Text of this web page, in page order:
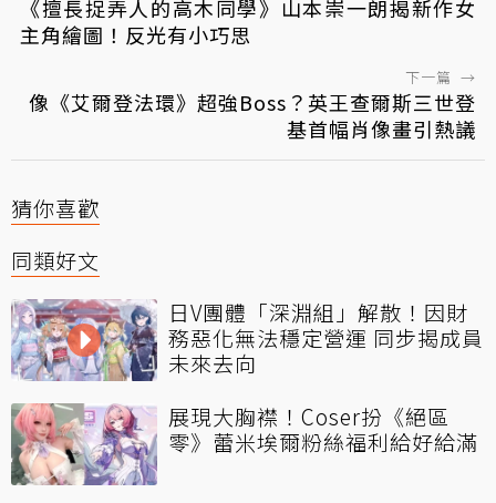
《擅長捉弄人的高木同學》山本崇一朗揭新作女
主角繪圖！反光有小巧思
下一篇 →
像《艾爾登法環》超強Boss？英王查爾斯三世登
基首幅肖像畫引熱議
猜你喜歡
同類好文
日V團體「深淵組」解散！因財
務惡化無法穩定營運 同步揭成員
未來去向
展現大胸襟！Coser扮《絕區
零》蕾米埃爾粉絲福利給好給滿